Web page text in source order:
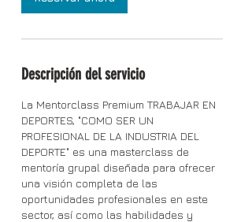
v
r
í
a
Descripción del servicio
La Mentorclass Premium TRABAJAR EN
DEPORTES, "COMO SER UN
PROFESIONAL DE LA INDUSTRIA DEL
DEPORTE" es una masterclass de
mentoría grupal diseñada para ofrecer
una visión completa de las
oportunidades profesionales en este
sector, así como las habilidades y